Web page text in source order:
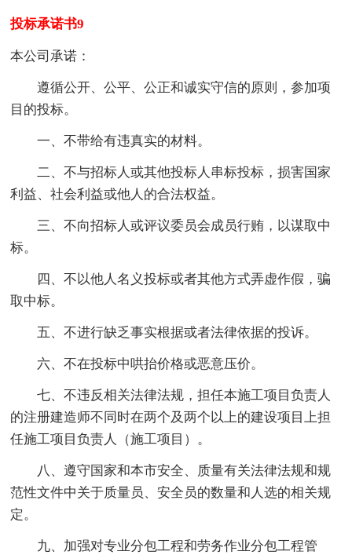
投标承诺书9
本公司承诺：
遵循公开、公平、公正和诚实守信的原则，参加项
目的投标。
一、不带给有违真实的材料。
二、不与招标人或其他投标人串标投标，损害国家
利益、社会利益或他人的合法权益。
三、不向招标人或评议委员会成员行贿，以谋取中
标。
四、不以他人名义投标或者其他方式弄虚作假，骗
取中标。
五、不进行缺乏事实根据或者法律依据的投诉。
六、不在投标中哄抬价格或恶意压价。
七、不违反相关法律法规，担任本施工项目负责人
的注册建造师不同时在两个及两个以上的建设项目上担
任施工项目负责人（施工项目）。
八、遵守国家和本市安全、质量有关法律法规和规
范性文件中关于质量员、安全员的数量和人选的相关规
定。
九、加强对专业分包工程和劳务作业分包工程管